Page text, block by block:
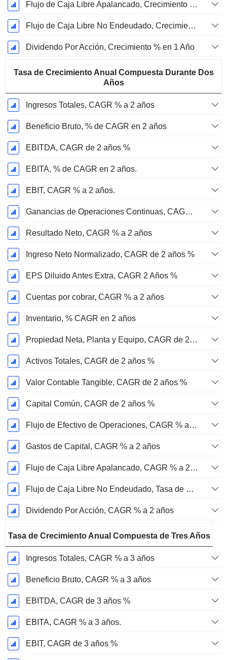
Flujo de Caja Libre Apalancado, Crecimiento de 1 Año %
Flujo de Caja Libre No Endeudado, Crecimiento de 1 Año %
Dividendo Por Acción, Crecimiento % en 1 Año
Tasa de Crecimiento Anual Compuesta Durante Dos
Años
Ingresos Totales, CAGR % a 2 años
Beneficio Bruto, % de CAGR en 2 años
EBITDA, CAGR de 2 años %
EBITA, % de CAGR en 2 años.
EBIT, CAGR % a 2 años.
Ganancias de Operaciones Continuas, CAGR % en 2 años
Resultado Neto, CAGR % a 2 años
Ingreso Neto Normalizado, CAGR de 2 años %
EPS Diluido Antes Extra, CAGR 2 Años %
Cuentas por cobrar, CAGR % a 2 años
Inventario, % CAGR en 2 años
Propiedad Neta, Planta y Equipo, CAGR de 2 años %
Activos Totales, CAGR de 2 años %
Valor Contable Tangible, CAGR de 2 años %
Capital Común, CAGR de 2 años %
Flujo de Efectivo de Operaciones, CAGR % a 2 años
Gastos de Capital, CAGR % a 2 años
Flujo de Caja Libre Apalancado, CAGR % a 2 años
Flujo de Caja Libre No Endeudado, Tasa de Crecimiento Anual Compuesta de 2 Años %
Dividendo Por Acción, CAGR % a 2 años
Tasa de Crecimiento Anual Compuesta de Tres Años
Ingresos Totales, CAGR % a 3 años
Beneficio Bruto, CAGR % a 3 años
EBITDA, CAGR de 3 años %
EBITA, CAGR % a 3 años.
EBIT, CAGR de 3 años %